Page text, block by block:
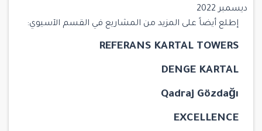
ديسمبر 2022
إطلع أيضاً على المزيد من المشاريع في القسم الآسيوي:
REFERANS KARTAL TOWERS
DENGE KARTAL
Qadraj Gözdağı
EXCELLENCE